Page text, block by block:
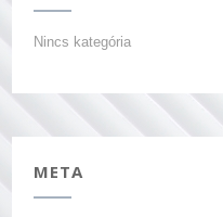
Nincs kategória
META